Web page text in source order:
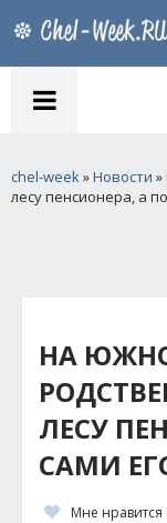
chel-week»Новости
лесу пенсионера, а
НА
ЛЕСУ
САМИ
Мне нравится